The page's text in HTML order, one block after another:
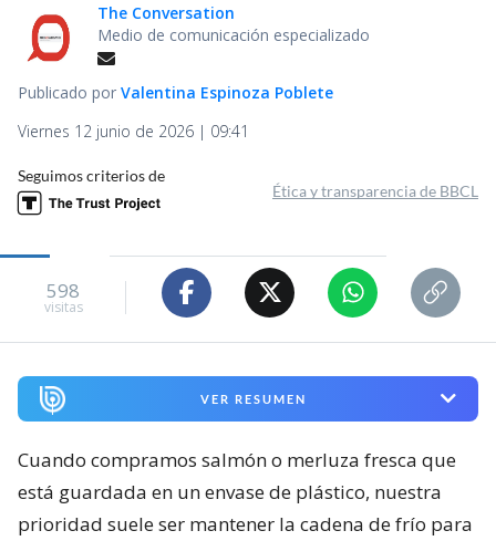
The Conversation
Medio de comunicación especializado
Publicado por Valentina Espinoza Poblete
Viernes 12 junio de 2026 | 09:41
Seguimos criterios de
Ética y transparencia de BBCL
598
visitas
VER RESUMEN
Cuando compramos salmón o merluza fresca que
está guardada en un envase de plástico, nuestra
prioridad suele ser mantener la cadena de frío para